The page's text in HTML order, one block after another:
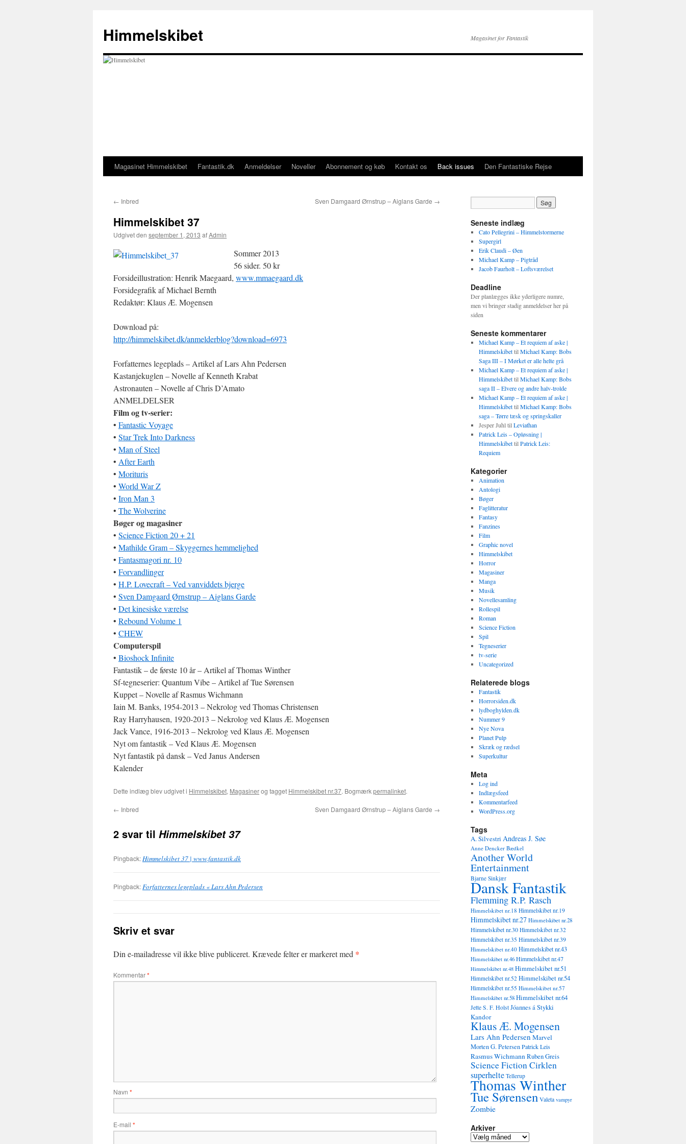
indhold
Himmelskibet Magasinet for Fantastik
Magasinet Himmelskibet Fantastik.dk Anmeldelser Noveller Abonnement og køb Kontakt os Back issues Den Fantastiske Rejse
← Inbred Sven Damgaard Ørnstrup – Aiglans Garde →
Himmelskibet 37
Udgivet den september 1, 2013 afAdmin
Sommer 2013
56 sider. 50 kr
Forsideillustration: Henrik Maegaard, www.mmaegaard.dk
Forsidegrafik af Michael Bernth
Redaktør: Klaus Æ. Mogensen
Download på:
http://himmelskibet.dk/anmelderblog?download=6973
Forfatternes legeplads – Artikel af Lars Ahn Pedersen
Kastanjekuglen – Novelle af Kenneth Krabat
Astronauten – Novelle af Chris D’Amato
ANMELDELSER
Film og tv-serier:
• Fantastic Voyage
• Star Trek Into Darkness
• Man of Steel
• After Earth
• Morituris
• World War Z
• Iron Man 3
• The Wolverine
Bøger og magasiner
• Science Fiction 20 + 21
• Mathilde Gram – Skyggernes hemmelighed
• Fantasmagori nr. 10
• Forvandlinger
• H.P. Lovecraft – Ved vanviddets bjerge
• Sven Damgaard Ørnstrup – Aiglans Garde
• Det kinesiske værelse
• Rebound Volume 1
• CHEW
Computerspil
• Bioshock Infinite
Fantastik – de første 10 år – Artikel af Thomas Winther
Sf-tegneserier: Quantum Vibe – Artikel af Tue Sørensen
Kuppet – Novelle af Rasmus Wichmann
Iain M. Banks, 1954-2013 – Nekrolog ved Thomas Christensen
Ray Harryhausen, 1920-2013 – Nekrolog ved Klaus Æ. Mogensen
Jack Vance, 1916-2013 – Nekrolog ved Klaus Æ. Mogensen
Nyt om fantastik – Ved Klaus Æ. Mogensen
Nyt fantastik på dansk – Ved Janus Andersen
Kalender
Dette indlæg blev udgivet i Himmelskibet, Magasinerog tagget Himmelskibet nr.37. Bogmærkpermalinket.
← Inbred Sven Damgaard Ørnstrup – Aiglans Garde →
2 svar til Himmelskibet 37
Pingback:Himmelskibet 37 | www.fantastik.dk
Pingback:Forfatternes legeplads « Lars Ahn Pedersen
Skriv et svar
Din e-mailadresse vil ikke blive publiceret. Krævede felter er markeret med *
Kommentar*
Navn *
E-mail *
Seneste indlæg
Cato Pellegrini – Himmelstormerne
Supergirl
Erik Claudi – Øen
Michael Kamp – Pigtråd
Jacob Faurholt – Loftsværelset
Deadline
Der planlægges ikke yderligere numre,
men vi bringer stadig anmeldelser her på
siden
Seneste kommentarer
Michael Kamp – Et requiem af aske |
HimmelskibettilMichael Kamp: Bobs
Saga III – I Mørket er alle helte grå
Michael Kamp – Et requiem af aske |
HimmelskibettilMichael Kamp: Bobs
saga II – Elvere og andre halv-trolde
Michael Kamp – Et requiem af aske |
HimmelskibettilMichael Kamp: Bobs
saga – Tørre tæsk og springskaller
Jesper JuhltilLeviathan
Patrick Leis – Opløsning |
HimmelskibettilPatrick Leis:
Requiem
Kategorier
Animation
Antologi
Bøger
Faglitteratur
Fantasy
Fanzines
Film
Graphic novel
Himmelskibet
Horror
Magasiner
Manga
Musik
Novellesamling
Rollespil
Roman
Science Fiction
Spil
Tegneserier
tv-serie
Uncategorized
Relaterede blogs
Fantastik
Horrorsiden.dk
lydboghylden.dk
Nummer 9
Nye Nova
Planet Pulp
Skræk og rædsel
Superkultur
Meta
Log ind
Indlægsfeed
Kommentarfeed
WordPress.org
Tags
A. Silvestri Andreas J. Søe
Anne Dencker Bædkel
Another World
Entertainment
Bjarne Sinkjær
Dansk Fantastik
Flemming R.P. Rasch
Himmelskibet nr.18 Himmelskibet nr.19
Himmelskibet nr.27 Himmelskibet nr.28
Himmelskibet nr.30 Himmelskibet nr.32
Himmelskibet nr.35 Himmelskibet nr.39
Himmelskibet nr.40 Himmelskibet nr.43
Himmelskibet nr.46 Himmelskibet nr.47
Himmelskibet nr.48 Himmelskibet nr.51
Himmelskibet nr.52 Himmelskibet nr.54
Himmelskibet nr.55 Himmelskibet nr.57
Himmelskibet nr.58 Himmelskibet nr.64
Jette S. F. Holst Jóannes á Stykki
Kandor
Klaus Æ. Mogensen
Lars Ahn Pedersen Marvel
Morten G. PetersenPatrick Leis
Rasmus WichmannRuben Greis
Science Fiction Cirklen
superhelte Tellerup
Thomas Winther
Tue Sørensen Valeta vampyr
Zombie
Arkiver
Arkiver